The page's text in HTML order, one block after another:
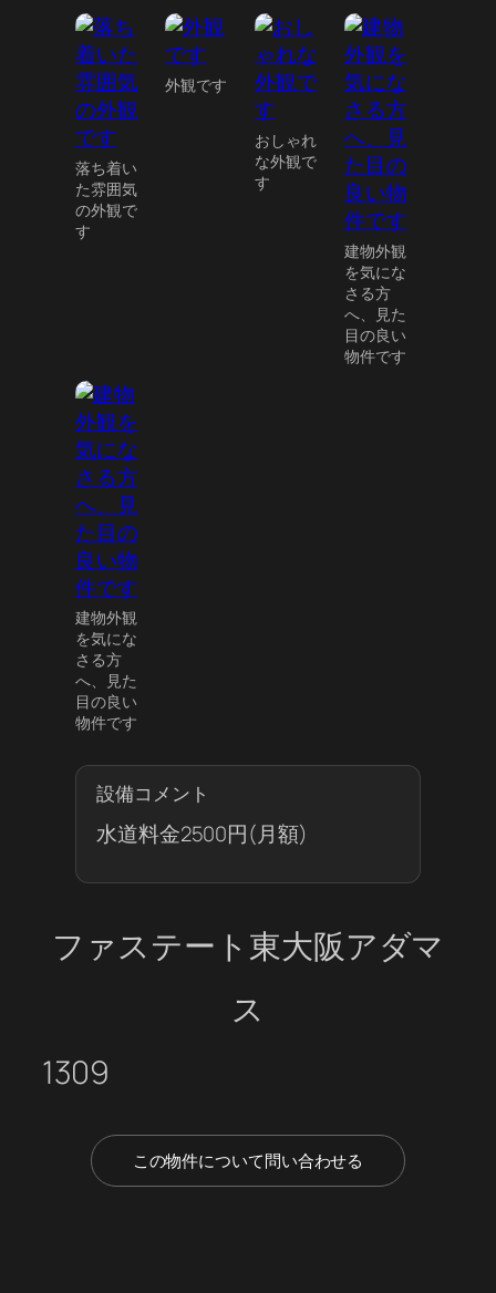
落ち着い
た雰囲気
の外観で
す
外観です
おしゃれ
な外観で
す
建物外観
を気にな
さる方
へ、見た
目の良い
物件です
建物外観
を気にな
さる方
へ、見た
目の良い
物件です
設備コメント
水道料金2500円(月額)
ファステート東大阪アダマ
ス
1309
この物件について問い合わせる